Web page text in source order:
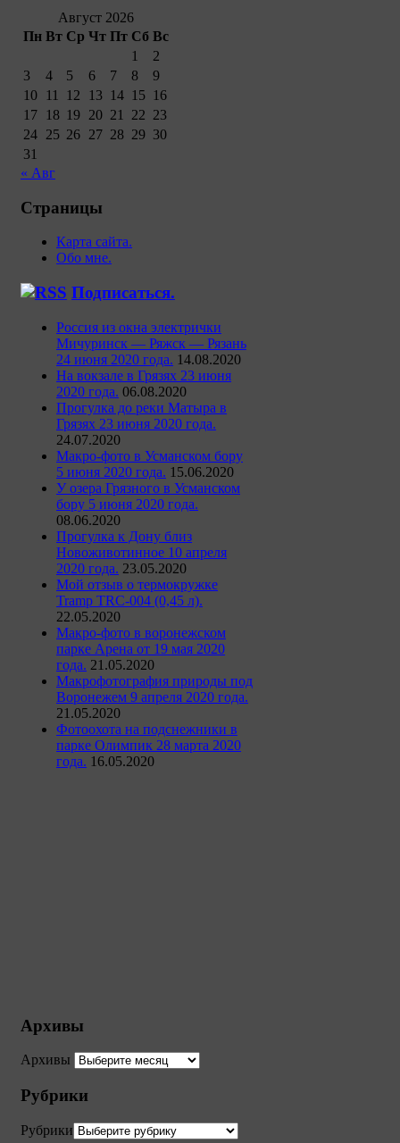
Август 2026
Пн Вт Ср Чт Пт Сб Вс
1
2
3
4 5 6 7 8
9
10
11 12 13 14 15 16
17
18 19 20 21 22 23
24 25 26 27 28 29 30
31
« Авг
Страницы
Карта сайта.
Обо мне.
Подписаться.
Россия из окна электрички
Мичуринск — Ряжск — Рязань
24 июня 2020 года. 14.08.2020
На вокзале в Грязях 23 июня
2020 года. 06.08.2020
Прогулка до реки Матыра в
Грязях 23 июня 2020 года.
24.07.2020
Макро-фото в Усманском бору
5 июня 2020 года. 15.06.2020
У озера Грязного в Усманском
бору 5 июня 2020 года.
08.06.2020
Прогулка к Дону близ
Новоживотинное 10 апреля
2020 года. 23.05.2020
Мой отзыв о термокружке
Tramp TRC-004 (0,45 л).
22.05.2020
Макро-фото в воронежском
парке Арена от 19 мая 2020
года. 21.05.2020
Макрофотография природы под
Воронежем 9 апреля 2020 года.
21.05.2020
Фотоохота на подснежники в
парке Олимпик 28 марта 2020
года. 16.05.2020
Архивы
Архивы
Рубрики
Рубрики